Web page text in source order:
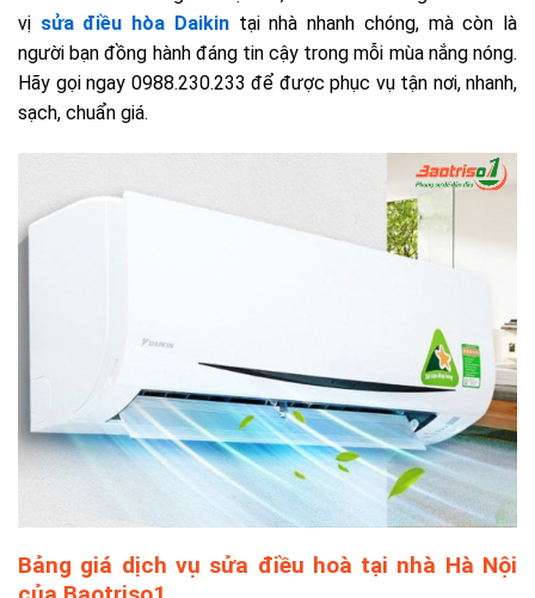
vị sửa điều hòa Daikintại nhà nhanh chóng, mà còn là
người bạn đồng hành đáng tin cậy trong mỗi mùa nắng nóng.
Hãy gọi ngay 0988.230.233 để được phục vụ tận nơi, nhanh,
sạch, chuẩn giá.
Bảng giá dịch vụ sửa điều hoà tại nhà Hà Nội